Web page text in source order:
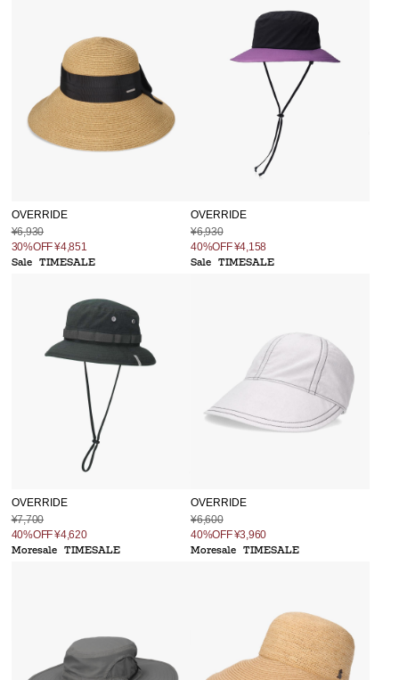
OVERRIDE
¥6,930
30%OFF¥4,851
Sale
TIMESALE
OVERRIDE
¥6,930
40%OFF¥4,158
Sale TIMESALE
OVERRIDE
¥7,700
40%OFF¥4,620
Moresale
TIMESALE
OVERRIDE
¥6,600
40%OFF¥3,960
Moresale TIMESALE